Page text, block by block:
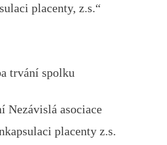
placenty, z.s.“
trvání spolku
Nezávislá asociace
placenty z.s.